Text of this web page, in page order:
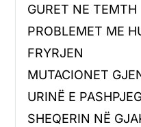
GURET NE TEMTH
PROBLEMET ME
FRYRJEN
MUTACIONET
URINË E
SHEQERIN NË